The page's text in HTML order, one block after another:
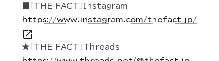
■「THE FACT」Instagram
https://www.instagram.com/thefact_jp/
open_in_new
★「THE FACT」Threads